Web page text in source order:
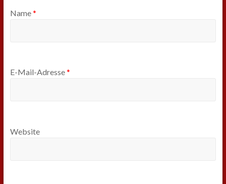
Name*
E-Mail-Adresse*
Website